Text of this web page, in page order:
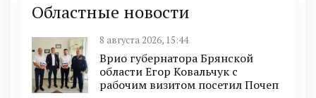
Областные новости
8 августа 2026, 15:44
Врио губернатора Брянской
области Егор Ковальчук с
рабочим визитом посетил Почеп